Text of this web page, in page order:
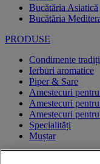
Bucătăria Asiatică
Bucătăria
PRODUSE
Condimente
Ierburi aromatice
Piper & Sare
Amestecuri
Amestecuri
Amestecuri
Specialități
Muștar